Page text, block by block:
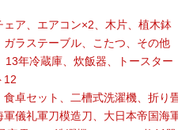
ェア、エアコン×2、木片、植木鉢
ガラステーブル、こたつ、その他
13年冷蔵庫、炊飯器、トースター
12
食卓セット、二槽式洗濯機、折り
軍儀礼軍刀模造刀、大日本帝国海